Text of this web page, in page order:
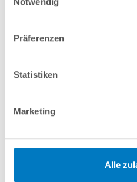
Präferenzen
Statistiken
Marketing
Alle
Vergleichen
info(at)poolsana.de